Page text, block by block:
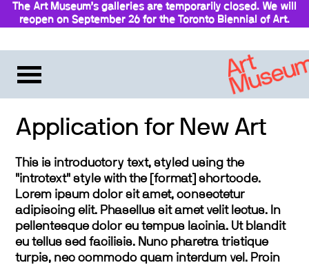
The Art Museum’s galleries are temporarily closed. We will
reopen on September 26 for the Toronto Biennial of Art.
Application for New Art
This is introductory text, styled using the
"introtext" style with the [format] shortcode.
Lorem ipsum dolor sit amet, consectetur
adipiscing elit. Phasellus sit amet velit lectus. In
pellentesque dolor eu tempus lacinia. Ut blandit
eu tellus sed facilisis. Nunc pharetra tristique
turpis, nec commodo quam interdum vel. Proin